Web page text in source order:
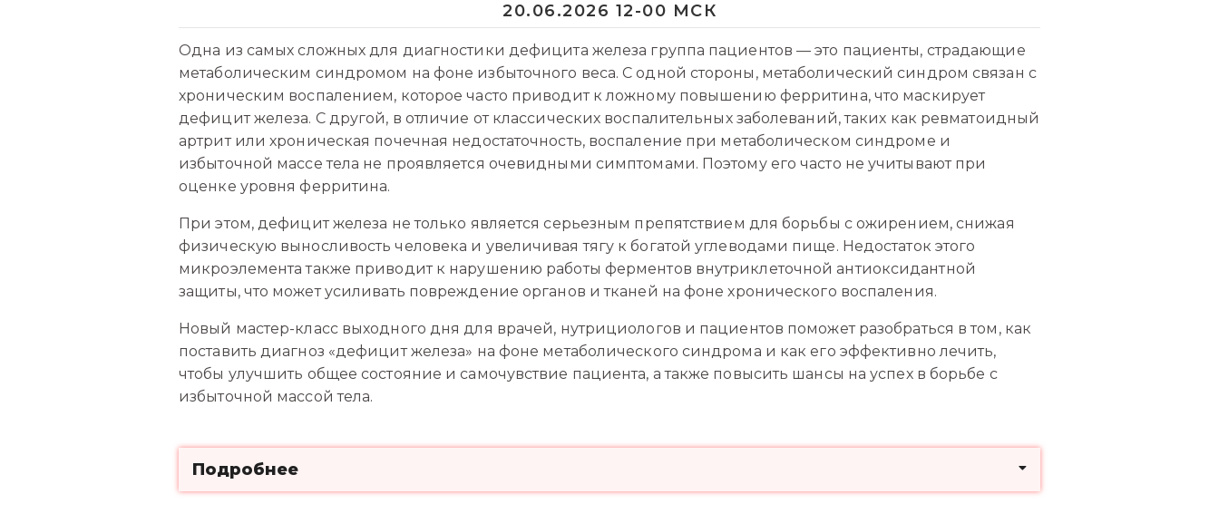
20.06.2026 12-00 МСК
Одна из самых сложных для диагностики дефицита железа группа пациентов — это пациенты, страдающие
метаболическим синдромом на фоне избыточного веса. С одной стороны, метаболический синдром связан с
хроническим воспалением, которое часто приводит к ложному повышению ферритина, что маскирует
дефицит железа. С другой, в отличие от классических воспалительных заболеваний, таких как ревматоидный
артрит или хроническая почечная недостаточность, воспаление при метаболическом синдроме и
избыточной массе тела не проявляется очевидными симптомами. Поэтому его часто не учитывают при
оценке уровня ферритина.
При этом, дефицит железа не только является серьезным препятствием для борьбы с ожирением, снижая
физическую выносливость человека и увеличивая тягу к богатой углеводами пище. Недостаток этого
микроэлемента также приводит к нарушению работы ферментов внутриклеточной антиоксидантной
защиты, что может усиливать повреждение органов и тканей на фоне хронического воспаления.
Новый мастер-класс выходного дня для врачей, нутрициологов и пациентов поможет разобраться в том, как
поставить диагноз «дефицит железа» на фоне метаболического синдрома и как его эффективно лечить,
чтобы улучшить общее состояние и самочувствие пациента, а также повысить шансы на успех в борьбе с
избыточной массой тела.
Подробнее